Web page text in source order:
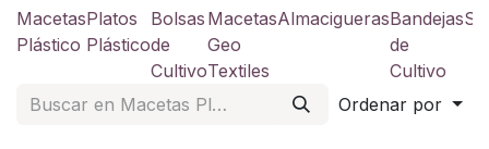
Macetas
Plástico
Platos
Plástico
Bolsas
de
Cultivo
Macetas
Geo
Textiles
AlmaciguerasBandejas
de
Cultivo
Ordenar por